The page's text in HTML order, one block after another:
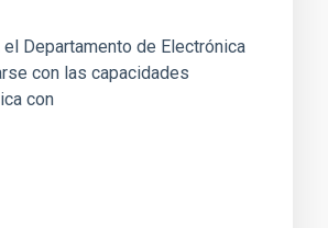
Departamento de Electrónica
con las capacidades
con